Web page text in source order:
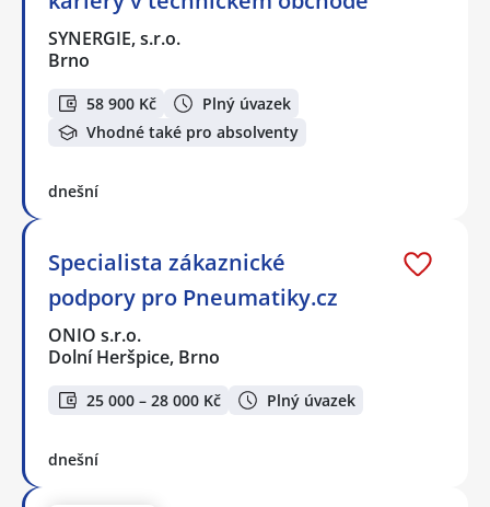
SYNERGIE, s.r.o.
Brno
58 900 Kč
Plný úvazek
Vhodné také pro absolventy
dnešní
Specialista zákaznické
podpory pro Pneumatiky.cz
ONIO s.r.o.
Dolní Heršpice, Brno
25 000 – 28 000 Kč Plný úvazek
dnešní